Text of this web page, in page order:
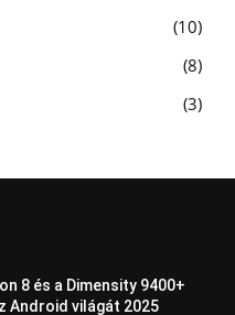
10
8
3
8 és a Dimensity 9400+
Android világát 2025